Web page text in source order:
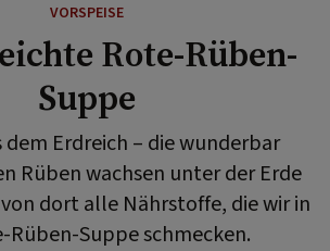
VORSPEISE
Rote-Rüben-
Suppe
dem Erdreich – die wunderbar
Rüben wachsen unter der Erde
dort alle Nährstoffe, die wir in
Rüben-Suppe schmecken.